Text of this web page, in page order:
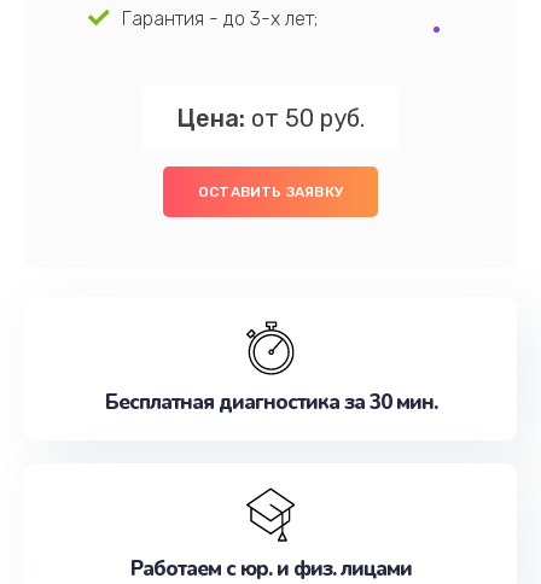
Гарантия - до 3-х лет;
Цена: от 50 руб.
ОСТАВИТЬ ЗАЯВКУ
Бесплатная диагностика за 30 мин.
Работаем с юр. и физ. лицами